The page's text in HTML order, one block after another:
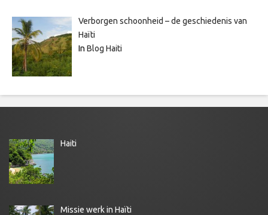
Verborgen schoonheid – de geschiedenis van
Haïti
In Blog Haiti
Haiti
Missie werk in Haïti